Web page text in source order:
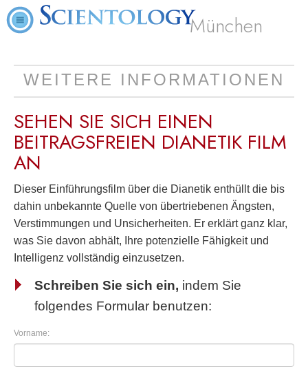
München
WEITERE INFORMATIONEN
SEHEN SIE SICH EINEN
BEITRAGSFREIEN DIANETIK FILM
AN
Dieser Einführungsfilm über die Dianetik enthüllt die bis
dahin unbekannte Quelle von übertriebenen Ängsten,
Verstimmungen und Unsicherheiten. Er erklärt ganz klar,
was Sie davon abhält, Ihre potenzielle Fähigkeit und
Intelligenz vollständig einzusetzen.
Schreiben Sie sich ein, indem Sie
folgendes Formular benutzen:
Vorname: